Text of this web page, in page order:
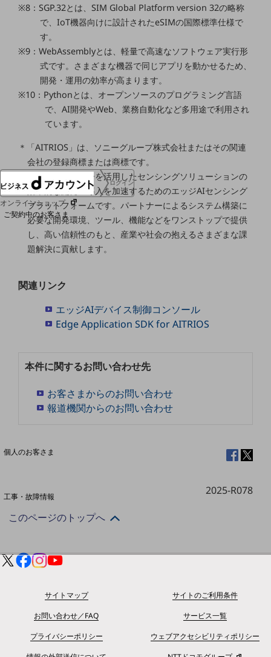
新卒採用
経験者採用
障がい者採用
人材育成制度
広告・協賛
ログイン
オンラインショップ
ご契約中のお客さま
サービス別サポート情報
ご契約中サービスの一元管理
Web明細(ビリングステーション)
個人のお客さま
工事・故障情報
※8：SGP.32とは、SIM Global Platform version 32の略称
で、IoT機器向けに設計されたeSIMの国際標準仕様で
す。
※9：WebAssemblyとは、軽量で高速なソフトウェア実行形
式です。さまざまな機器で同じアプリを動かせるため、
開発・運用の効率が高まります。
※10：Pythonとは、オープンソースのプログラミング言語
で、AI開発やWeb、業務自動化など多用途で利用され
ています。
＊「AITRIOS」は、ソニーグループ株式会社またはその関連
会社の登録商標または商標です。
イメージセンサーを活用したセンシングソリューションの
効率的な開発・導入を加速するためのエッジAIセンシング
プラットフォームです。パートナーによるシステム構築に
必要な開発環境、ツール、機能などをワンストップで提供
し、高い信頼性のもと、産業や社会の抱えるさまざまな課
題解決に貢献します。
関連リンク
エッジAIデバイス制御コンソール
Edge Application SDK for AITRIOS
本件に関するお問い合わせ先
お客さまからのお問い合わせ
報道機関からのお問い合わせ
2025-R078
このページのトップへ
サイトマップ
サイトのご利用条件
お問い合わせ／FAQ
サービス一覧
プライバシーポリシー
ウェブアクセシビリティポリシー